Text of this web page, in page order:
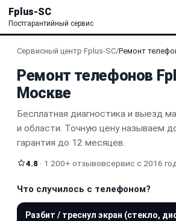
Fplus-SC
Постгарантийный сервис
Сервисный центр Fplus-SC/Ремонт
Ремонт телефонов
Москве
Бесплатная диагностика и выезд
и области. Точную цену называем
гарантия до 12 месяцев.
4.8 · 1 200+ отзывовсервис с 2016
Что случилось с телефоном?
Разбит / треснул экран (стекло,